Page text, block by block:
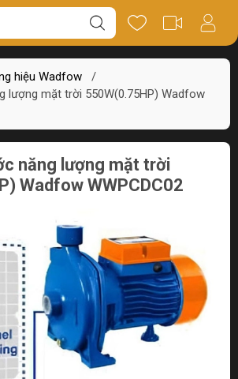
hiệu Wadfow
/
lượng mặt trời 550W(0.75HP) Wadfow
Review
năng lượng mặt trời
Wadfow WWPCDC02